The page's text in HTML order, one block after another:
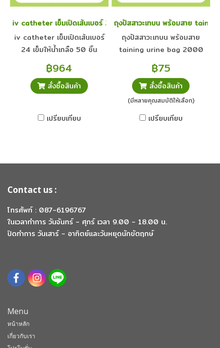
iv catheter เข็มเปิดเส้นเบอร์ 24 เข็มให้น้ำเกลือ ยกกล่อง 50 ชิ้น
iv catheter เข็มเปิดเส้นเบอร์
24 เข็มให้น้ำเกลือ 50 ชิ้น
฿964
สั่งซื้อสินค้า
เปรียบเทียบ
ถุงปัสสาวะเทบน พร้อมสาย
ถุงปัสสาวะเทบน พร้อมสาย
taining urine bag 2000
ml ยูรีนแบก ยูรีนแบ็ค ถุงเก็บ
ปัสสาวะ ยูรีนแบก ถุงปัสสาวะ
ชนิดเทด้านบน
฿75
สั่งซื้อสินค้า
(มีหลายคุณสมบัติให้เลือก)
เปรียบเทียบ
Contact us :
โทรศัพท์ : 087-6196767
ในเวลาทำการ วันจันทร์ - ศุกร์ เวลา 9.00 - 18.00 น.
ปิดทำการ วันเสาร์ - อาทิตย์และวันหยุดนักขัตฤกษ์
Menu
หน้าหลัก
เกี่ยวกับเรา